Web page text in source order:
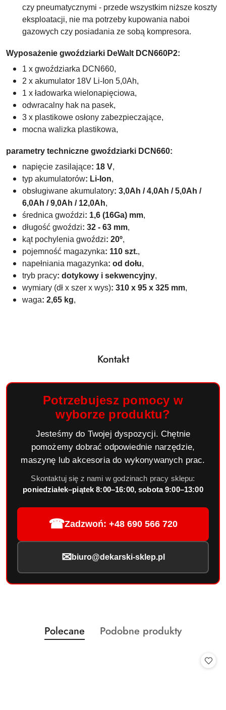
czy pneumatycznymi - przede wszystkim niższe koszty
eksploatacji, nie ma potrzeby kupowania naboi
gazowych czy posiadania ze sobą kompresora.
Wyposażenie gwoździarki DeWalt DCN660P2:
1 x gwoździarka DCN660,
2 x akumulator 18V Li-Ion 5,0Ah,
1 x ładowarka wielonapięciowa,
odwracalny hak na pasek,
3 x plastikowe osłony zabezpieczające,
mocna walizka plastikowa,
parametry techniczne gwoździarki DCN660:
napięcie zasilające: 18 V,
typ akumulatorów: Li-Ion,
obsługiwane akumulatory: 3,0Ah / 4,0Ah / 5,0Ah /
6,0Ah / 9,0Ah / 12,0Ah,
średnica gwoździ: 1,6 (16Ga) mm,
długość gwoździ: 32 - 63 mm,
kąt pochylenia gwoździ: 20º,
pojemność magazynka: 110 szt.,
napełniania magazynka: od dołu,
tryb pracy: dotykowy i sekwencyjny,
wymiary (dł x szer x wys): 310 x 95 x 325 mm,
waga: 2,65 kg,
Kontakt
Potrzebujesz pomocy w
wyborze produktu?
Jesteśmy do Twojej dyspozycji. Chętnie
pomożemy dobrać odpowiednie narzędzie,
maszynę lub akcesoria do wykonywanych prac.
Skontaktuj się z nami w godzinach pracy sklepu:
poniedziałek–piątek 8:00–16:00, sobota 9:00–13:00
☎Zadzwoń: +48 690 566 720
✉ biuro@dekarski-sklep.pl
Pomiń karuzelę produktów
Produkty
o
Polecane
Produkty
Podobne produkty